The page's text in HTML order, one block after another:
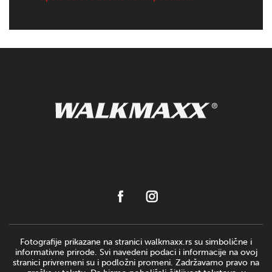
Fotografije prikazane na stranici walkmaxx.rs su simbolične i
informativne prirode. Svi navedeni podaci i informacije na ovoj
stranici privremeni su i podložni promeni. Zadržavamo pravo na